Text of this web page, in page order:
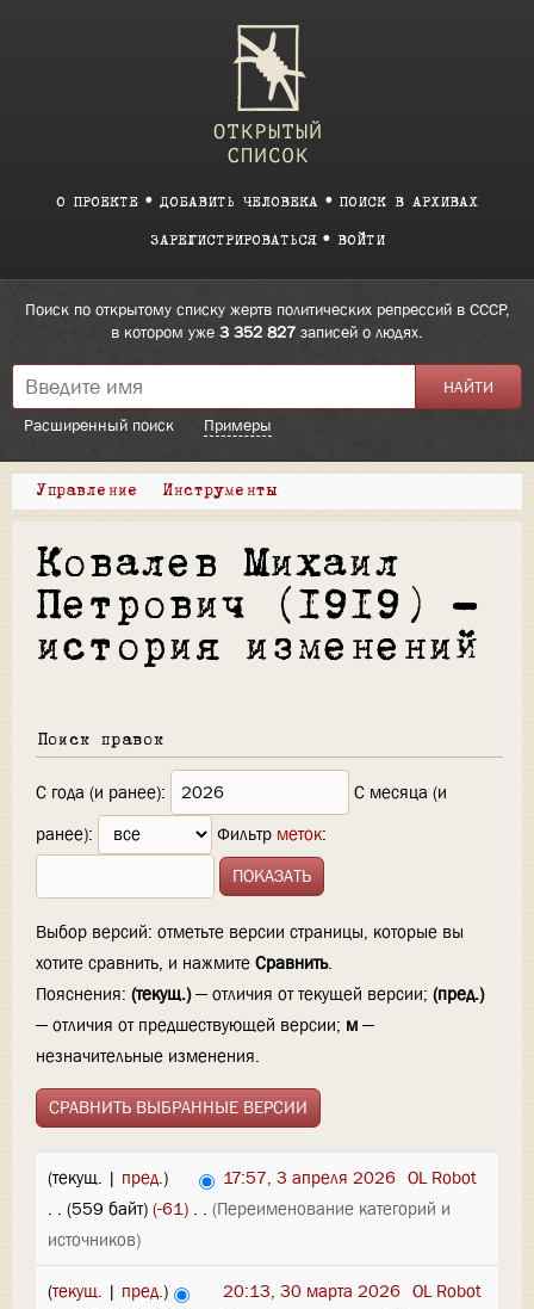
О ПРОЕКТЕ ДОБАВИТЬ ЧЕЛОВЕКА ПОИСК В АРХИВАХ
ЗАРЕГИСТРИРОВАТЬСЯ ВОЙТИ
Поиск по открытому списку жертв политических репрессий в СССР,
в котором уже 3 352 827 записей о людях.
Расширенный поиск Примеры
Управление Инструменты
Ковалев Михаил
Петрович (1919) —
история изменений
Поиск правок
С года (и ранее):
С месяца (и
ранее):
Фильтр меток:
Выбор версий: отметьте версии страницы, которые вы
хотите сравнить, и нажмите Сравнить.
Пояснения: (текущ.)— отличия от текущей версии; (пред.)
— отличия от предшествующей версии; м —
незначительные изменения.
(текущ. | пред.) 17:57, 3 апреля 2026 OL Robot
. . (559 байт) (-61) . . (Переименование категорий и
источников)
(текущ. | пред.) 20:13, 30 марта 2026 OL Robot